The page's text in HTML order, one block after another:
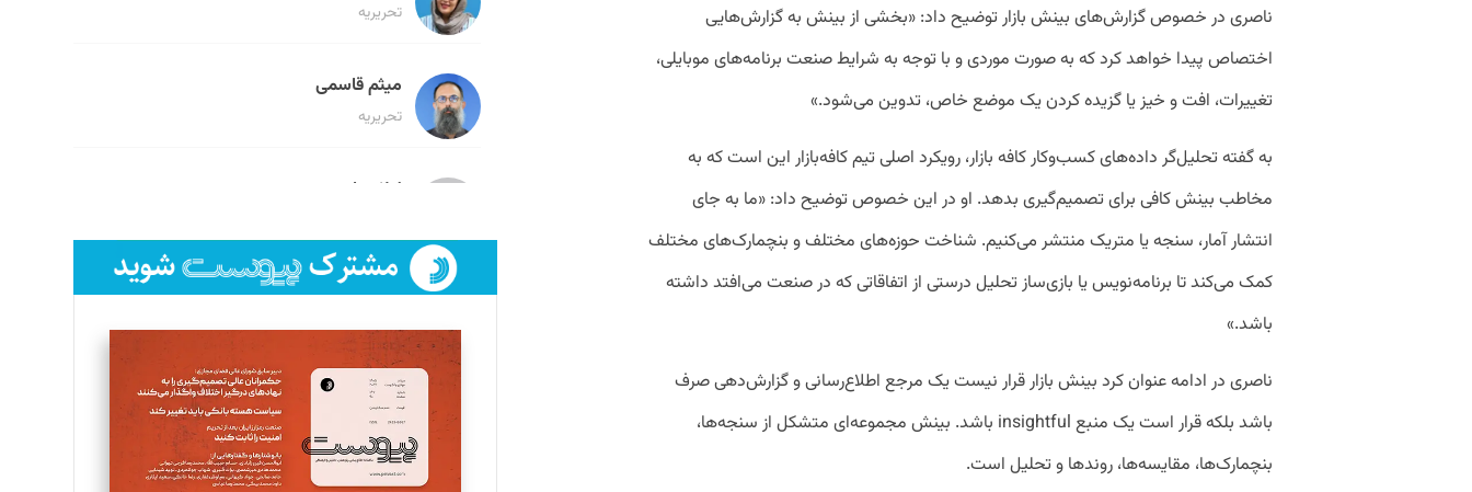
ناصری در خصوص گزارش‌های بینش بازار توضیح داد: «بخشی از بینش به گزارش‌هایی
اختصاص پیدا خواهد کرد که به صورت موردی و با توجه به شرایط صنعت برنامه‌های موبایلی،
تغییرات، افت و خیز یا گزیده کردن یک موضع خاص، تدوین می‌شود.»
به گفته تحلیل‌گر داده‌های کسب‌وکار کافه بازار، رویکرد اصلی تیم کافه‌بازار این است که به
مخاطب بینش کافی برای تصمیم‌گیری بدهد. او در این خصوص توضیح داد: «ما به جای
انتشار آمار، سنجه یا متریک منتشر می‌کنیم. شناخت حوزه‌های مختلف و بنچمارک‌های مختلف
کمک می‌کند تا برنامه‌نویس یا بازی‌‌ساز تحلیل درستی از اتفاقاتی که در صنعت می‌افتد داشته
باشد.»
ناصری در ادامه عنوان کرد بینش بازار قرار نیست یک مرجع اطلاع‌رسانی و گزارش‌دهی صرف
باشد بلکه قرار است یک منبع insightful باشد. بینش مجموعه‌ای متشکل از سنجه‌ها،
بنچمارک‌ها، مقایسه‌ها، روند‌ها و تحلیل است.
تحریریه
میثم قاسمی
تحریریه
لیلا حنارود
فائزه فتحی رستمی
تحریریه
سروش کرمیان
تحریریه